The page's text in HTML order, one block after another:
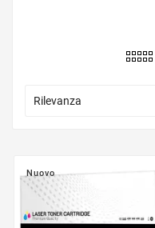
Rilevanza
Nuovo